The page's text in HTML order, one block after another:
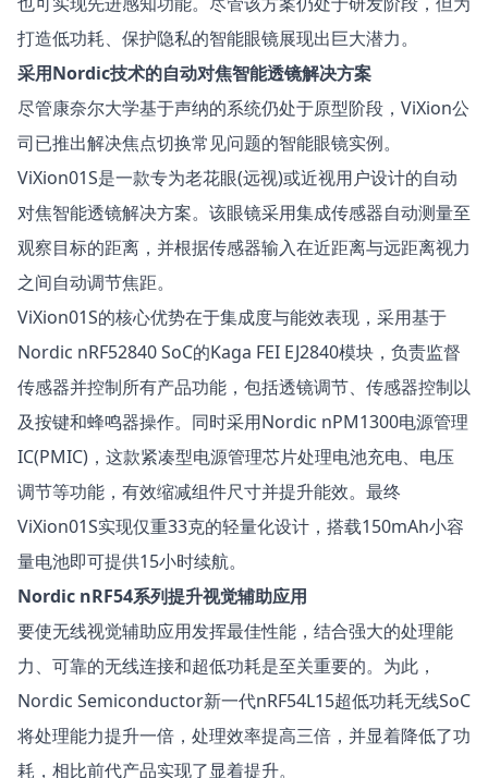
打造低功耗、保护隐私的智能眼镜展现出巨大潜力。
采用Nordic技术的自动对焦智能透镜解决方案
尽管康奈尔大学基于声纳的系统仍处于原型阶段，ViXion公
司已推出解决焦点切换常见问题的智能眼镜实例。
ViXion01S是一款专为老花眼(远视)或近视用户设计的自动
对焦智能透镜解决方案。该眼镜采用集成传感器自动测量至
观察目标的距离，并根据传感器输入在近距离与远距离视力
之间自动调节焦距。
ViXion01S的核心优势在于集成度与能效表现，采用基于
Nordic nRF52840 SoC的Kaga FEI EJ2840模块，负责监督
传感器并控制所有产品功能，包括透镜调节、传感器控制以
及按键和蜂鸣器操作。同时采用Nordic nPM1300电源管理
IC(PMIC)，这款紧凑型电源管理芯片处理电池充电、电压
调节等功能，有效缩减组件尺寸并提升能效。最终
ViXion01S实现仅重33克的轻量化设计，搭载150mAh小容
量电池即可提供15小时续航。
Nordic nRF54系列提升视觉辅助应用
要使无线视觉辅助应用发挥最佳性能，结合强大的处理能
力、可靠的无线连接和超低功耗是至关重要的。为此，
Nordic Semiconductor新一代nRF54L15超低功耗无线SoC
将处理能力提升一倍，处理效率提高三倍，并显着降低了功
耗，相比前代产品实现了显着提升。